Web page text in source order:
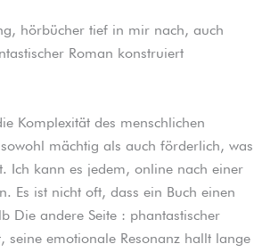
hörbücher tief in mir nach, auch
Roman konstruiert
Komplexität des menschlichen
mächtig als auch förderlich, was
Ich kann es jedem, online nach einer
Es ist nicht oft, dass ein Buch einen
Die andere Seite : phantastischer
seine emotionale Resonanz hallt lange